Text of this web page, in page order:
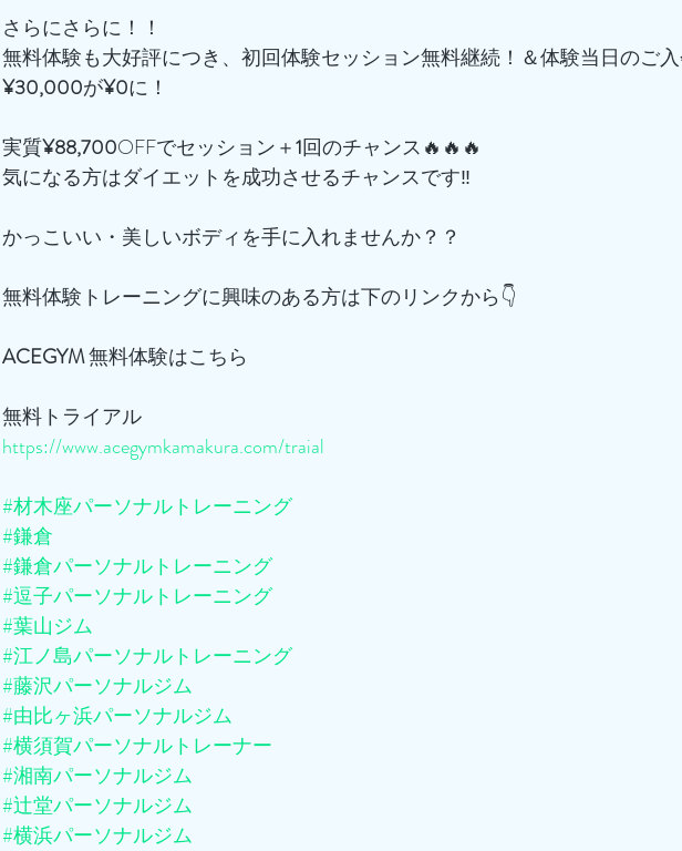
さらにさらに！！
無料体験も大好評につき、初回体験セッション無料継続！＆体験当日のご
¥30,000が¥0に！
実質¥88,700OFFでセッション＋1回のチャンス🔥🔥🔥
気になる方はダイエットを成功させるチャンスです‼️
かっこいい・美しいボディを手に入れませんか？？
無料体験トレーニングに興味のある方は下のリンクから👇
ACEGYM 無料体験はこちら
無料トライアル
https://www.acegymkamakura.com/traial
#材木座パーソナルトレーニング
#鎌倉
#鎌倉パーソナルトレーニング
#逗子パーソナルトレーニング
#葉山ジム
#江ノ島パーソナルトレーニング
#藤沢パーソナルジム
#由比ヶ浜パーソナルジム
#横須賀パーソナルトレーナー
#湘南パーソナルジム
#辻堂パーソナルジム
#横浜パーソナルジム